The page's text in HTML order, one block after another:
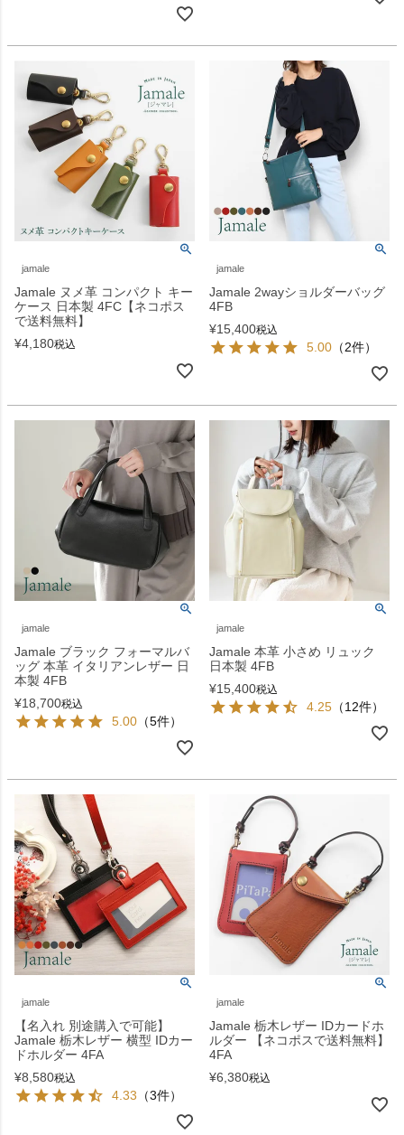
jamale
Jamale ヌメ革 コンパクト キー
ケース 日本製 4FC【ネコポス
で送料無料】
¥4,180税込
jamale
Jamale 2wayショルダーバッグ
4FB
¥15,400税込
5.00 （2件）
jamale
Jamale ブラック フォーマルバ
ッグ 本革 イタリアンレザー 日
本製 4FB
¥18,700税込
5.00 （5件）
jamale
Jamale 本革 小さめ リュック
日本製 4FB
¥15,400税込
4.25 （12件）
jamale
【名入れ 別途購入で可能】
Jamale 栃木レザー 横型 IDカー
ドホルダー 4FA
¥8,580税込
4.33 （3件）
jamale
Jamale 栃木レザー IDカードホ
ルダー 【ネコポスで送料無料】
4FA
¥6,380税込